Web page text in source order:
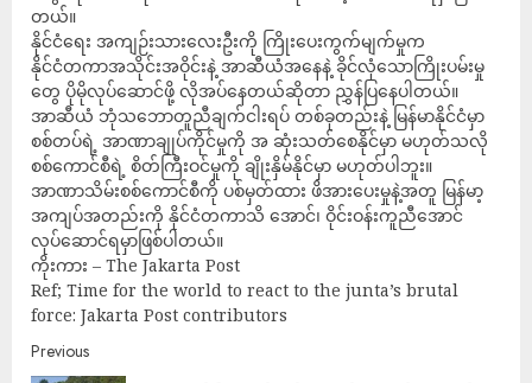
တယ်။
နိုင်ငံရေး အကျဉ်းသားလေးဦးကို ကြိုးပေးကွက်မျက်မှုက
နိုင်ငံတကာအသိုင်းအဝိုင်းနဲ့ အာဆီယံအနေနဲ့ ခိုင်လုံသောကြိုးပမ်းမှု
တွေ ပိုမိုလုပ်ဆောင်ဖို့ လိုအပ်နေတယ်ဆိုတာ ညွှန်ပြနေပါတယ်။
အာဆီယံ ဘုံသဘောတူညီချက်ငါးရပ် တစ်ခုတည်းနဲ့ မြန်မာနိုင်ငံမှာ
စစ်တပ်ရဲ့ အာဏာချုပ်ကိုင်မှုကို အ ဆုံးသတ်စေနိုင်မှာ မဟုတ်သလို
စစ်ကောင်စီရဲ့ စိတ်ကြီးဝင်မှုကို ချိုးနှိမ်နိုင်မှာ မဟုတ်ပါဘူး။
အာဏာသိမ်းစစ်ကောင်စီကို ပစ်မှတ်ထား ဖိအားပေးမှုနဲ့အတူ မြန်မာ့
အကျပ်အတည်းကို နိုင်ငံတကာသိ အောင်၊ ဝိုင်းဝန်းကူညီအောင်
လုပ်ဆောင်ရမှာဖြစ်ပါတယ်။
ကိုးကား – The Jakarta Post
Ref; Time for the world to react to the junta’s brutal
force: Jakarta Post contributors
Previous